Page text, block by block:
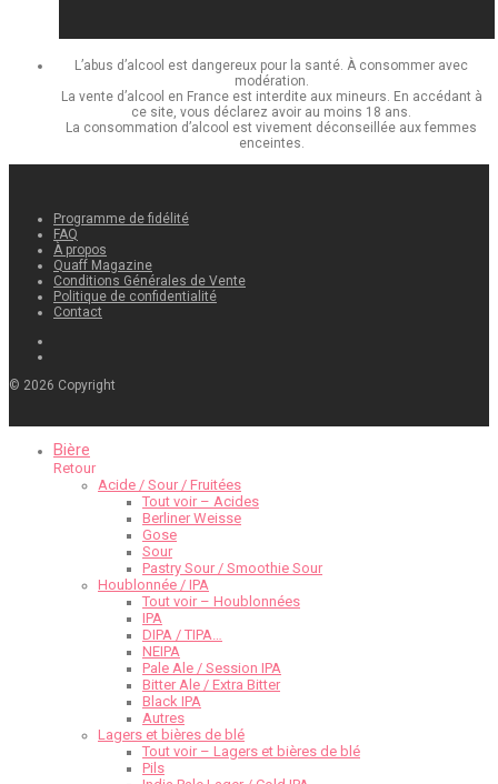
L’abus d’alcool est dangereux pour la santé. À consommer avec
modération.
La vente d’alcool en France est interdite aux mineurs. En accédant à
ce site, vous déclarez avoir au moins 18 ans.
La consommation d’alcool est vivement déconseillée aux femmes
enceintes.
Programme de fidélité
FAQ
À propos
Quaff Magazine
Conditions Générales de Vente
Politique de confidentialité
Contact
© 2026 Copyright
Bière
Retour
Acide / Sour / Fruitées
Tout voir – Acides
Berliner Weisse
Gose
Sour
Pastry Sour / Smoothie Sour
Houblonnée / IPA
Tout voir – Houblonnées
IPA
DIPA / TIPA…
NEIPA
Pale Ale / Session IPA
Bitter Ale / Extra Bitter
Black IPA
Autres
Lagers et bières de blé
Tout voir – Lagers et bières de blé
Pils